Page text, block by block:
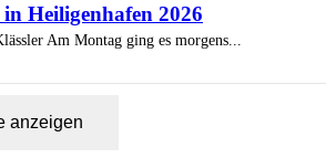
Heiligenhafen 2026
Am Montag ging es morgens...
anzeigen